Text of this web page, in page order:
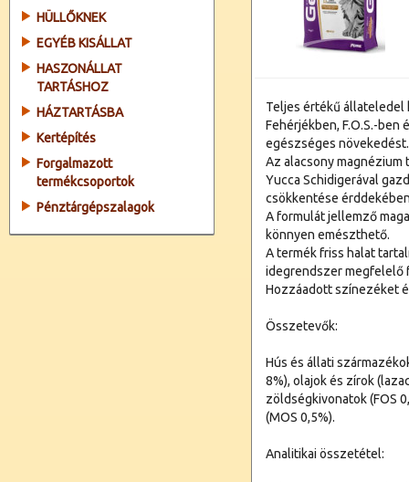
HÜLLŐKNEK
EGYÉB KISÁLLAT
HASZONÁLLAT
TARTÁSHOZ
HÁZTARTÁSBA
Kertépítés
Forgalmazott
termékcsoportok
Pénztárgépszalagok
Teljes értékű állateledel
Fehérjékben, F.O.S.-ben
egészséges növekedést.
Az alacsony magnézium
Yucca Schidigerával
csökkentése
A formulát jellemző
könnyen emészthető.
A termék friss halat
idegrendszer megfelelő
Hozzáadott színezéket
Összetevők:
Hús és állati
8%), olajok és zírok
zöldségkivonatok (FOS
(MOS 0,5%).
Analitikai összetétel: